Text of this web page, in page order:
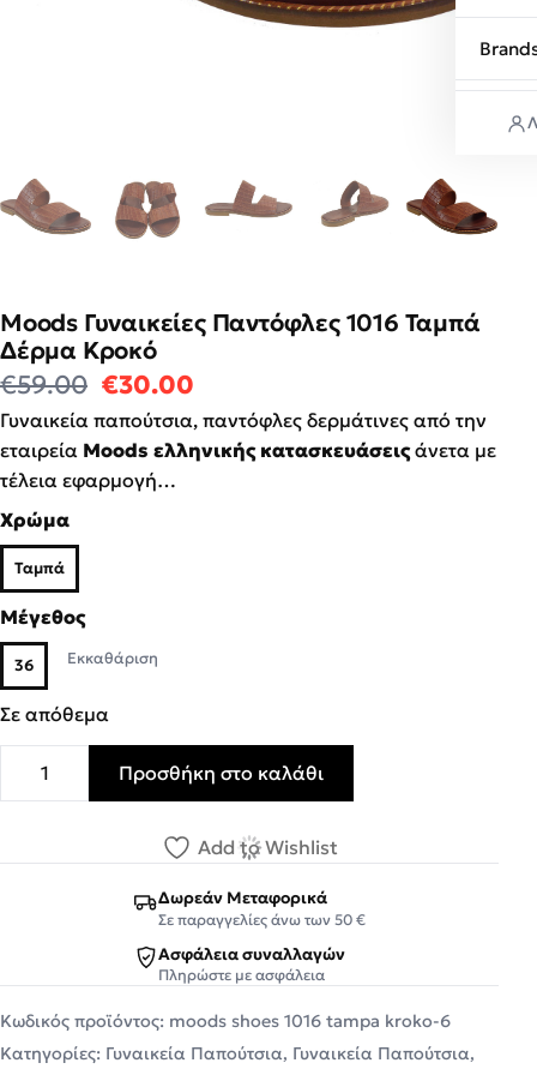
Moods Γυναικείες Παντόφλες 1016 Ταμπά
Δέρμα Κροκό
€59.00 Original price was: €59.00.
€30.00
Γυναικεία παπούτσια, παντόφλες δερμάτινες από την
εταιρεία Moods ελληνικής κατασκευάσειςάνετα με
τέλεια εφαρμογή…
Χρώμα
Ταμπά
Μέγεθος
36 Εκκαθάριση
Σε απόθεμα
Moods Γυναικείες Παντόφλες 1016 Ταμπά Δέρμα Κροκό
Προσθήκη στο καλάθι
Add to Wishlist
Δωρεάν Μεταφορικά
Σε παραγγελίες άνω των 50 €
Ασφάλεια συναλλαγών
Πληρώστε με ασφάλεια
Κωδικός προϊόντος: moods shoes 1016 tampa kroko-6
Κατηγορίες: Γυναικεία Παπούτσια, Γυναικεία Παπούτσια,